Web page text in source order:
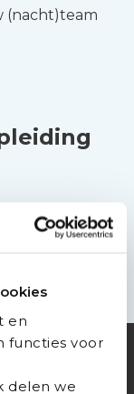
en
functies voor
delen we
(nacht)team